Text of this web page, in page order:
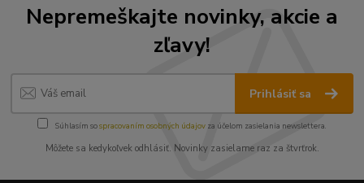
Nepremeškajte novinky, akcie a
zľavy!
Prihlásiť sa
Súhlasím sospracovaním osobných údajov za účelom zasielania newslettera.
Môžete sa kedykoľvek odhlásiť. Novinky zasielame raz za štvrťrok.